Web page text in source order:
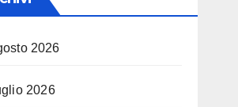
2026
2026